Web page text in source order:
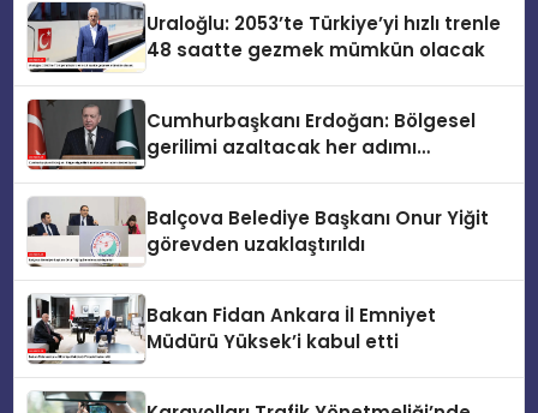
Uraloğlu: 2053’te Türkiye’yi hızlı trenle
48 saatte gezmek mümkün olacak
Cumhurbaşkanı Erdoğan: Bölgesel
gerilimi azaltacak her adımı
Balçova Belediye Başkanı Onur Yiğit
görevden uzaklaştırıldı
Bakan Fidan Ankara İl Emniyet
Müdürü Yüksek’i kabul etti